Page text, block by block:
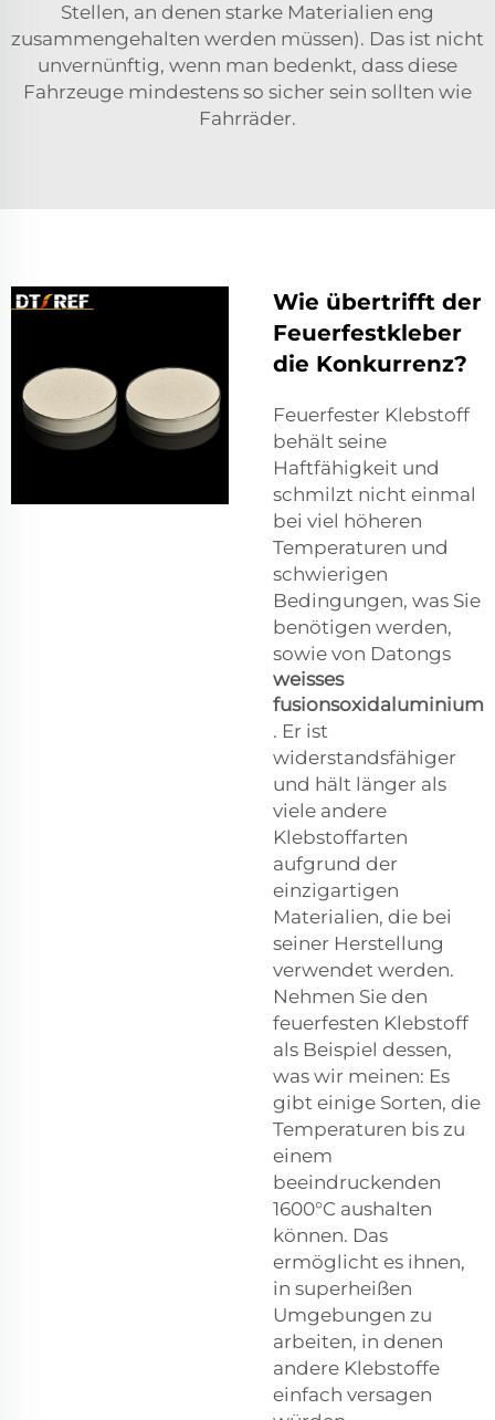
Stellen, an denen starke Materialien eng
zusammengehalten werden müssen). Das ist nicht
unvernünftig, wenn man bedenkt, dass diese
Fahrzeuge mindestens so sicher sein sollten wie
Fahrräder.
Wie übertrifft der
Feuerfestkleber
die Konkurrenz?
Feuerfester Klebstoff
behält seine
Haftfähigkeit und
schmilzt nicht einmal
bei viel höheren
Temperaturen und
schwierigen
Bedingungen, was Sie
benötigen werden,
sowie von Datongs
weisses
fusionsoxidaluminium
. Er ist
widerstandsfähiger
und hält länger als
viele andere
Klebstoffarten
aufgrund der
einzigartigen
Materialien, die bei
seiner Herstellung
verwendet werden.
Nehmen Sie den
feuerfesten Klebstoff
als Beispiel dessen,
was wir meinen: Es
gibt einige Sorten, die
Temperaturen bis zu
einem
beeindruckenden
1600°C aushalten
können. Das
ermöglicht es ihnen,
in superheißen
Umgebungen zu
arbeiten, in denen
andere Klebstoffe
einfach versagen